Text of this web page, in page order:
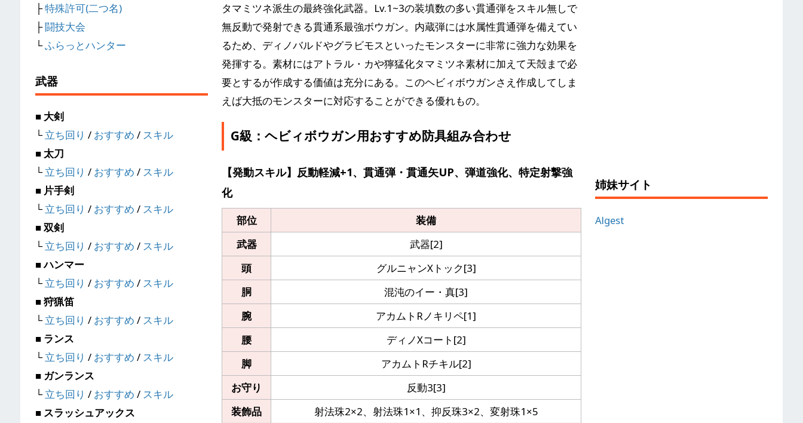
タマミツネ派生の最終強化武器。Lv.1~3の装填数の多い貫通弾をスキル無しで
無反動で発射できる貫通系最強ボウガン。内蔵弾には水属性貫通弾を備えてい
るため、ディノバルドやグラビモスといったモンスターに非常に強力な効果を
発揮する。素材にはアトラル・カや獰猛化タマミツネ素材に加えて天殻まで必
要とするが作成する価値は充分にある。このヘビィボウガンさえ作成してしま
えば大抵のモンスターに対応することができる優れもの。
G級：ヘビィボウガン用おすすめ防具組み合わせ
【発動スキル】反動軽減+1、貫通弾・貫通矢UP、弾道強化、特定射撃強
化
部位
装備
武器
武器[2]
頭
グルニャンXトック[3]
胴
混沌のイー・真[3]
腕
アカムトRノキリペ[1]
腰
ディノXコート[2]
脚
アカムトRチキル[2]
お守り
反動3[3]
装飾品
射法珠2×2、射法珠1×1、抑反珠3×2、変射珠1×5
├特殊許可(二つ名)
├闘技大会
└ふらっとハンター
武器
■ 大剣
└立ち回り / おすすめ / スキル
■ 太刀
└立ち回り / おすすめ / スキル
■ 片手剣
└立ち回り / おすすめ / スキル
■ 双剣
└立ち回り / おすすめ / スキル
■ ハンマー
└立ち回り / おすすめ / スキル
■ 狩猟笛
└立ち回り / おすすめ / スキル
■ ランス
└立ち回り / おすすめ / スキル
■ ガンランス
└立ち回り / おすすめ / スキル
■ スラッシュアックス
姉妹サイト
Algest